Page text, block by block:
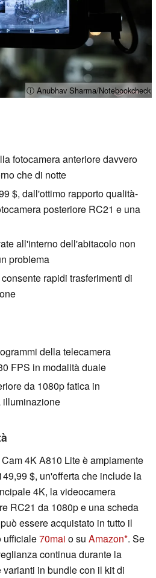
ⓘ Anubhav Sharma/Notebookcheck
fotocamera anteriore davvero
che di notte
$, dall'ottimo rapporto qualità-
posteriore RC21 e una
all'interno dell'abitacolo non
problema
rapidi trasferimenti di
della telecamera
FPS in modalità duale
da 1080p fatica in
illuminazione
4K A810 Lite è ampiamente
$, un'offerta che include la
4K, la videocamera
RC21 da 1080p e una scheda
essere acquistato in tutto il
ufficiale70mai o su Amazon . Se
continua durante la
in bundle con il kit di